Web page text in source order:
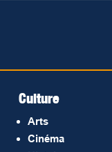
Culture
Arts
Cinéma